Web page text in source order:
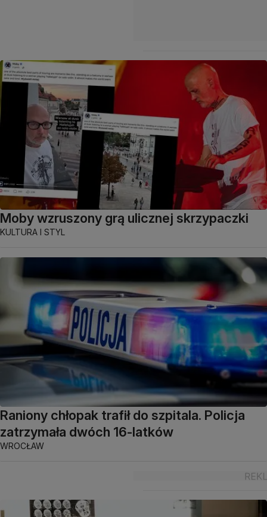
Moby wzruszony grą ulicznej skrzypaczki
KULTURA I STYL
Raniony chłopak trafił do szpitala. Policja
zatrzymała dwóch 16-latków
WROCŁAW